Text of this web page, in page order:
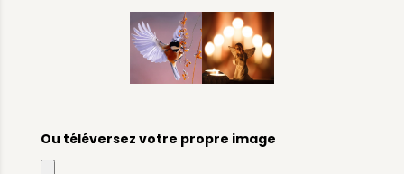
Ou téléversez votre propre image